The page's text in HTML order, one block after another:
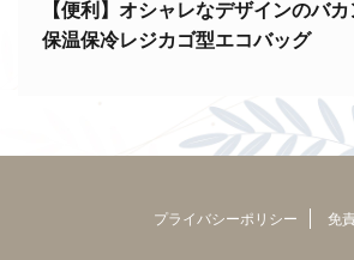
【便利】オシャレなデザインのバ
保温保冷レジカゴ型エコバッグ
プライバシーポリシー 免